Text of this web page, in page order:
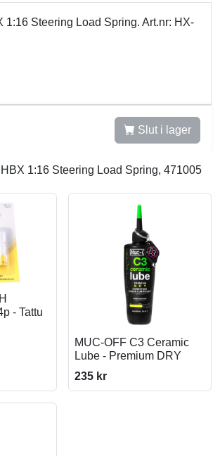
1:16 Steering Load Spring. Art.nr: HX-
Slut i lager
1:16 Steering Load Spring, 471005
- Tattu
MUC-OFF C3 Ceramic
Lube - Premium DRY
235 kr